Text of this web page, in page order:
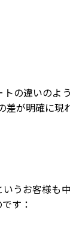
の違いのよ
が明確に現
いうお客様
す：